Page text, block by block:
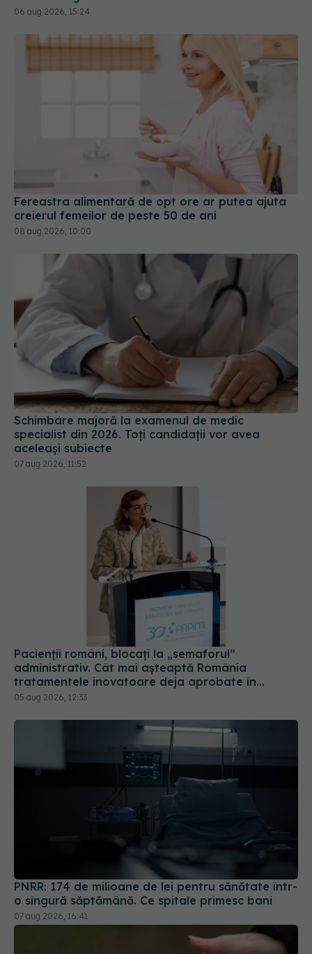
Fereastra alimentară de opt ore ar putea ajuta
creierul femeilor de peste 50 de ani
Schimbare majoră la examenul de medic
specialist din 2026. Toți candidații vor avea
aceleași subiecte
07 aug 2026, 11:52
Pacienții români, blocați la „semaforul”
administrativ. Cât mai așteaptă România
tratamentele inovatoare deja aprobate în
PNRR: 174 de milioane de lei pentru sănătate într-
o singură săptămână. Ce spitale primesc bani